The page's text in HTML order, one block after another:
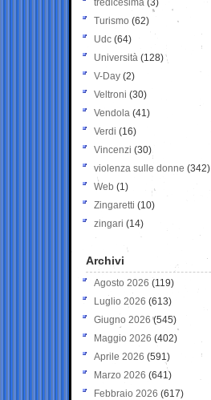
tredicesima (3)
Turismo (62)
Udc (64)
Università (128)
V-Day (2)
Veltroni (30)
Vendola (41)
Verdi (16)
Vincenzi (30)
violenza sulle donne (342)
Web (1)
Zingaretti (10)
zingari (14)
Archivi
Agosto 2026 (119)
Luglio 2026 (613)
Giugno 2026 (545)
Maggio 2026 (402)
Aprile 2026 (591)
Marzo 2026 (641)
Febbraio 2026 (617)